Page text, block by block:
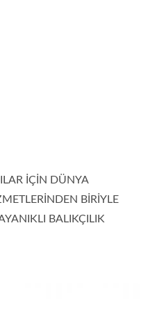
İÇİN DÜNYA
BİRİYLE
BALIKÇILIK